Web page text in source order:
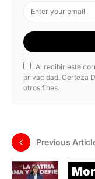
Al recibir este
privacidad. Certeza
otros fines.
Previous